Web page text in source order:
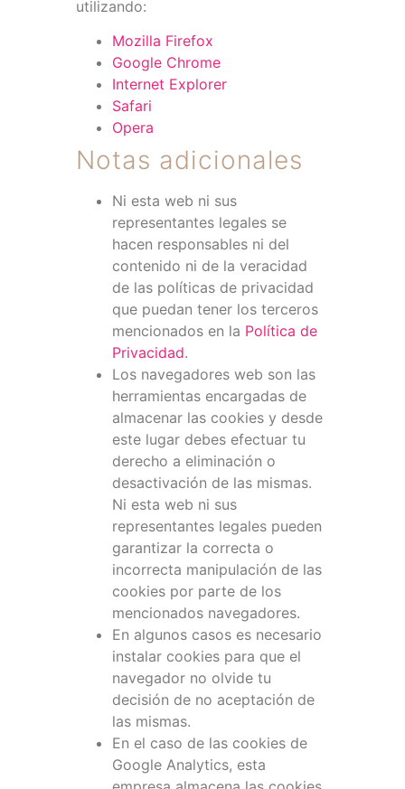
utilizando:
Mozilla Firefox
Google Chrome
Internet Explorer
Safari
Opera
Notas adicionales
Ni esta web ni sus
representantes legales se
hacen responsables ni del
contenido ni de la veracidad
de las políticas de privacidad
que puedan tener los terceros
mencionados en la Política de
Privacidad.
Los navegadores web son las
herramientas encargadas de
almacenar las cookies y desde
este lugar debes efectuar tu
derecho a eliminación o
desactivación de las mismas.
Ni esta web ni sus
representantes legales pueden
garantizar la correcta o
incorrecta manipulación de las
cookies por parte de los
mencionados navegadores.
En algunos casos es necesario
instalar cookies para que el
navegador no olvide tu
decisión de no aceptación de
las mismas.
En el caso de las cookies de
Google Analytics, esta